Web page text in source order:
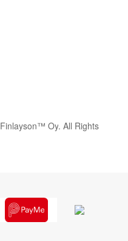
Finlayson™ Oy. All Rights